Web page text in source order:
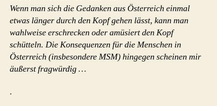
Wenn man sich die Gedanken aus Österreich einmal
etwas länger durch den Kopf gehen lässt, kann man
wahlweise erschrecken oder amüsiert den Kopf
schütteln. Die Konsequenzen für die Menschen in
Österreich (insbesondere MSM) hingegen scheinen mir
äußerst fragwürdig …
.